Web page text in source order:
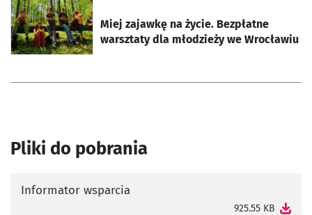
Miej zajawkę na życie. Bezpłatne
warsztaty dla młodzieży we Wrocławiu
otworzy się w nowej karcie
Pliki do pobrania
Informator wsparcia
925.55 KB